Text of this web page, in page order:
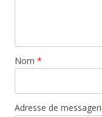
Nom *
Adresse de